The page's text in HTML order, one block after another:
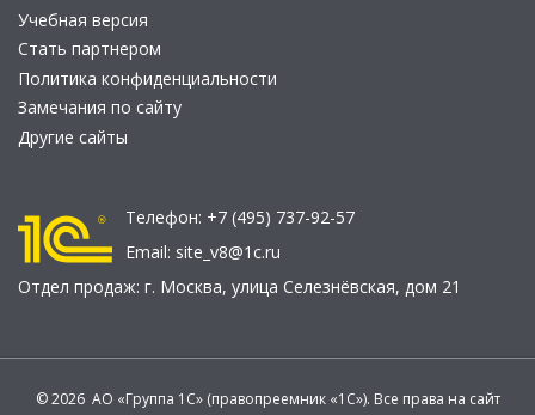
Учебная версия
Стать партнером
Политика конфиденциальности
Замечания по сайту
Другие сайты
Телефон: +7 (495) 737-92-57
Email: site_v8@1c.ru
Отдел продаж: г. Москва, улица Селезнёвская, дом 21
© 2026 АО «Группа 1С» (правопреемник «1С»). Все права на сайт